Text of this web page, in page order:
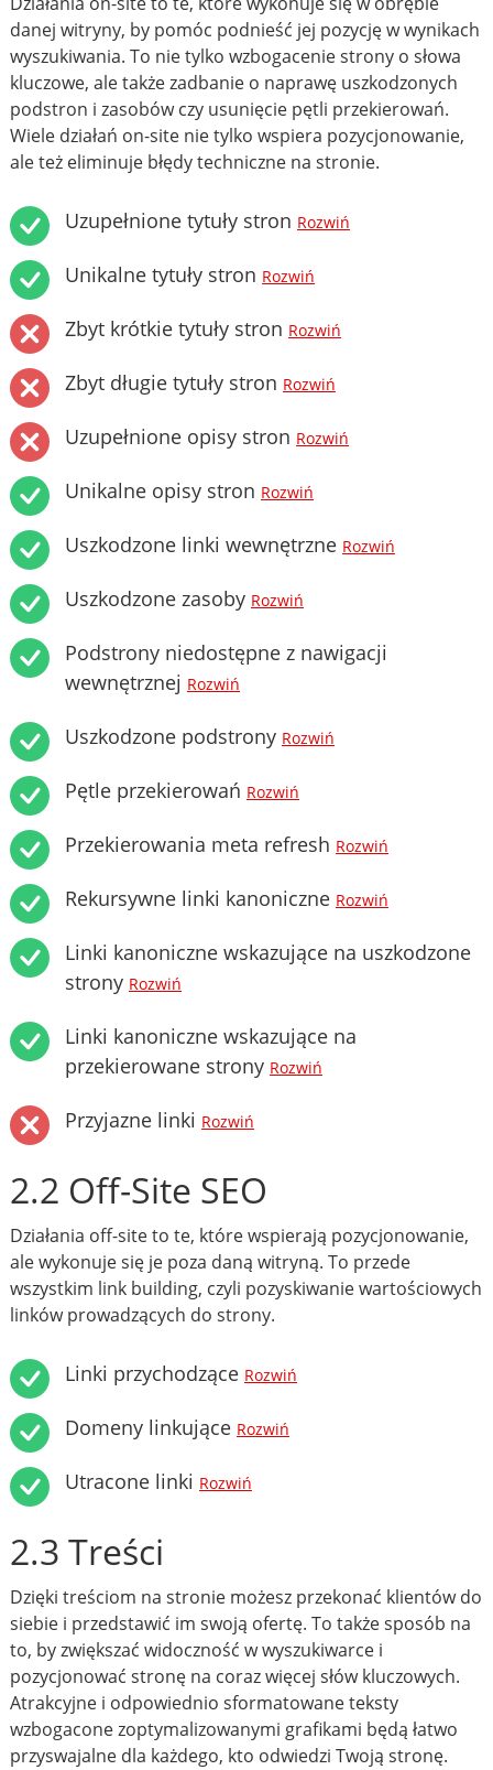
danej witryny, by pomóc podnieść jej pozycję w wynikach
wyszukiwania. To nie tylko wzbogacenie strony o słowa
kluczowe, ale także zadbanie o naprawę uszkodzonych
podstron i zasobów czy usunięcie pętli przekierowań.
Wiele działań on-site nie tylko wspiera pozycjonowanie,
ale też eliminuje błędy techniczne na stronie.
Uzupełnione tytuły stron Rozwiń
Unikalne tytuły stron Rozwiń
Zbyt krótkie tytuły stron Rozwiń
Zbyt długie tytuły stron Rozwiń
Uzupełnione opisy stron Rozwiń
Unikalne opisy stron Rozwiń
Uszkodzone linki wewnętrzne Rozwiń
Uszkodzone zasoby Rozwiń
Podstrony niedostępne z nawigacji
wewnętrznej Rozwiń
Uszkodzone podstrony Rozwiń
Pętle przekierowań Rozwiń
Przekierowania meta refresh Rozwiń
Rekursywne linki kanoniczne Rozwiń
Linki kanoniczne wskazujące na uszkodzone
strony Rozwiń
Linki kanoniczne wskazujące na
przekierowane strony Rozwiń
Przyjazne linki Rozwiń
2.2 Off-Site SEO
Działania off-site to te, które wspierają pozycjonowanie,
ale wykonuje się je poza daną witryną. To przede
wszystkim link building, czyli pozyskiwanie wartościowych
linków prowadzących do strony.
Linki przychodzące Rozwiń
Domeny linkujące Rozwiń
Utracone linki Rozwiń
2.3 Treści
Dzięki treściom na stronie możesz przekonać klientów do
siebie i przedstawić im swoją ofertę. To także sposób na
to, by zwiększać widoczność w wyszukiwarce i
pozycjonować stronę na coraz więcej słów kluczowych.
Atrakcyjne i odpowiednio sformatowane teksty
wzbogacone zoptymalizowanymi grafikami będą łatwo
przyswajalne dla każdego, kto odwiedzi Twoją stronę.